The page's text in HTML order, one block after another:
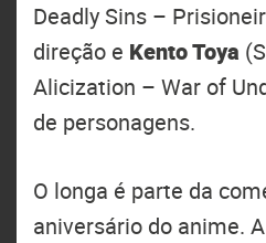
Deadly Sins –
direção e Kento Toya
Alicization – War of
de personagens.
O longa é parte da
aniversário do anime.